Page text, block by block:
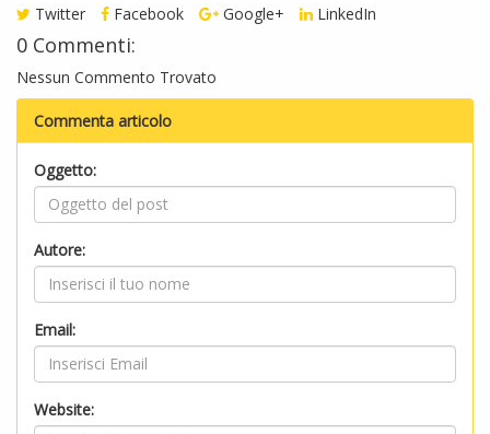
Twitter Facebook Google+ LinkedIn
0 Commenti:
Nessun Commento Trovato
Commenta articolo
Oggetto:
Autore:
Email:
Website: